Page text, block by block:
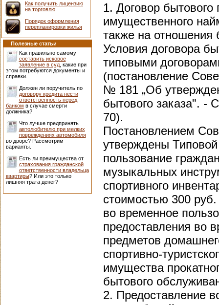
Как получить лицензию
на торговлю
Порядок оформления
перепланировки жилья
Полезные статьи
Как правильно самому
составить исковое
заявление в суд, какие при
этом потребуются документы и
справки.
Должен ли поручитель по
договору кредита нести
ответственность перед
банком в случае смерти
должника?
Что лучше предпринять
автолюбителю при мелких
повреждениях автомобиля
во дворе? Рассмотрим
варианты.
Есть ли преимущества от
страхования гражданской
ответственности владельца
квартиры? Или это только
лишняя трата денег?
1. Договор бытового
имущественного
также на отношения
Условия договора
типовыми
(постановление
№ 181 „Об
бытового заказа".
70).
Постановлением
утверждены
пользование
музыкальных
спортивного
стоимостью 300
во временное
предоставления во
предметов
спортивно-
имущества
бытового
2. Предоставление